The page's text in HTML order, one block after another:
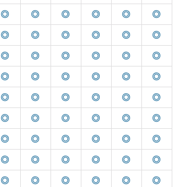
◎ ◎ ◎ ◎ ◎
◎
◎ ◎ ◎ ◎ ◎
◎
◎ ◎ ◎ ◎ ◎
◎
◎ ◎ ◎ ◎ ◎
◎
◎ ◎ ◎ ◎ ◎
◎
◎ ◎ ◎ ◎ ◎
◎
◎ ◎ ◎ ◎ ◎
◎
◎ ◎ ◎ ◎ ◎
◎
◎ ◎ ◎ ◎ ◎
◎